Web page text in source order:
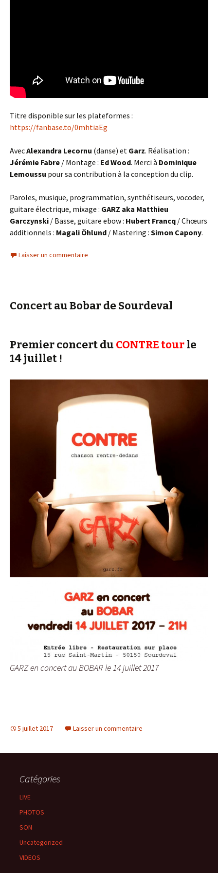
Titre disponible sur les plateformes :
https://fanbase.to/0mhtiaEg
AvecAlexandra Lecornu (danse) et Garz. Réalisation :
Jérémie Fabre / Montage : Ed Wood. Merci à Dominique
Lemoussu pour sa contribution à la conception du clip.
Paroles, musique, programmation, synthétiseurs, vocoder,
guitare électrique, mixage : GARZ aka Matthieu
Garczynski / Basse, guitare ebow : Hubert Francq / Chœurs
additionnels : Magali Öhlund / Mastering : Simon Capony.
Laisser un commentaire
Concert au Bobar de Sourdeval
Premier concert du CONTREtourle
14 juillet !
GARZ en concert au BOBAR le 14 juillet 2017
5 juillet 2017 Laisser un commentaire
Catégories
LIVE
PHOTOS
SON
Uncategorized
VIDEOS